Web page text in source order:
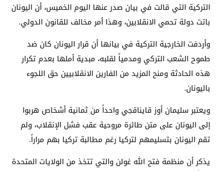
التركية التي قالت في بيان صدر عنها اليوم الخميس، أن اليونان
باتت دولة تحمي الانقلابين، وهذا أمر مخالف للقانون الدولي.
وأردفت الخارجية التركية في بيانها أن قرار اليونان كان ضد
طموح الشعب التركي ومدمياً لقلبه، مبدية أملها بعدم تكرار
هذه الحادثة ومنح المزيد من الفارين الانقلابيين حق اللجوء
باليونان.
ويعتبر سليمان أوز قايناقجي واحداً من ثمانية أشخاص هربوا
إلى اليونان على متن طائرة مروحية عقب فشل الإنقلاب، ولم
تقم اليونان بتسليمهم لتركيا رغم مطالبة تركيا بهم مراراً.
يذكر أن منظمة فتح الله غولن والتي تتخذ من الولايات المتحدة